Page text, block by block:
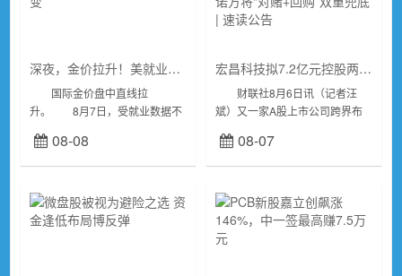
深夜，金价拉升！美就业数据远低于预期，加息或生变
国际金价盘中直线拉
升。 8月7日，受就业数据不
温，美股开盘后普遍上涨。科技
股涨幅居前，纳斯达克指数上涨
08-08
宏昌科技拟7.2亿元控股两家金刚石材料公司 业绩承诺方将“对赌+回购”双重兜底 | 速读公告
财联社8月6日讯（记者汪
斌）又一家A股上市公司跨界布
技（301008.SZ）今日晚间公
告，公司拟以现金方式收购昆吾
08-07